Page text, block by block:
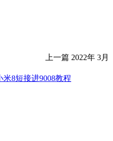
上一篇 2022年 3月
米8短接进9008教程